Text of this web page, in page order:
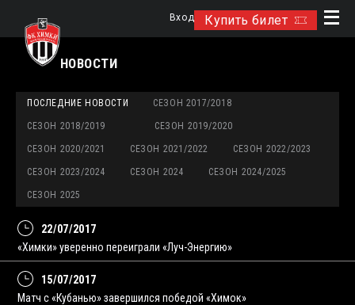
Купить билет
Вход
НОВОСТИ
ПОСЛЕДНИЕ НОВОСТИ СЕЗОН 2017/2018
СЕЗОН 2018/2019 СЕЗОН 2019/2020
СЕЗОН 2020/2021 СЕЗОН 2021/2022 СЕЗОН 2022/2023
СЕЗОН 2023/2024 СЕЗОН 2024 СЕЗОН 2024/2025
СЕЗОН 2025
22/07/2017
«Химки» уверенно переиграли «Луч-Энергию»
15/07/2017
Матч с «Кубанью» завершился победой «Химок»